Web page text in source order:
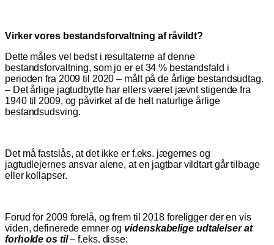
Virker vores bestandsforvaltning af råvildt?
Dette måles vel bedst i resultaterne af denne
bestandsforvaltning, som jo er et 34 % bestandsfald i
perioden fra 2009 til 2020 – målt på de årlige bestandsudtag.
– Det årlige jagtudbytte har ellers været jævnt stigende fra
1940 til 2009, og påvirket af de helt naturlige årlige
bestandsudsving.
Det må fastslås, at det ikke er f.eks. jægernes og
jagtudlejernes ansvar alene, at en jagtbar vildtart går tilbage
eller kollapser.
Forud for 2009 forelå, og frem til 2018 foreligger der en vis
viden, definerede emner og videnskabelige udtalelser at
forholde os til– f.eks. disse: